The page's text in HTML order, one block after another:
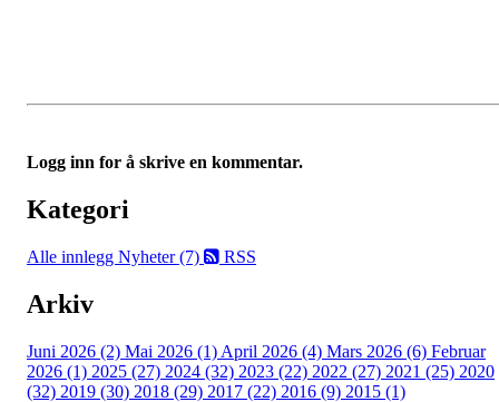
Logg inn for å skrive en kommentar.
Kategori
Alle innlegg Nyheter (7) RSS
Arkiv
Juni 2026 (2) Mai 2026 (1) April 2026 (4) Mars 2026 (6) Februar
2026 (1) 2025 (27) 2024 (32) 2023 (22) 2022 (27) 2021 (25) 2020
(32) 2019 (30) 2018 (29) 2017 (22) 2016 (9) 2015 (1)